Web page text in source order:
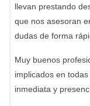
llevan prestando
que nos asesoran
dudas de forma
Muy buenos
implicados en
inmediata y